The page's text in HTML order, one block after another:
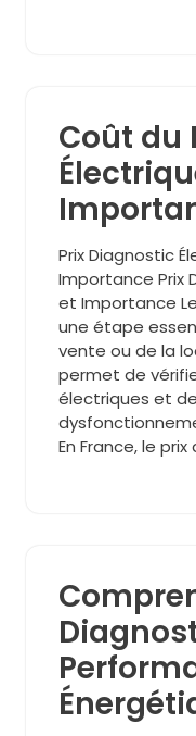
Coût du
Prix Diagnostic
Importance Prix
et Importance
une étape
vente ou de la
permet de
électriques et
En France, le prix